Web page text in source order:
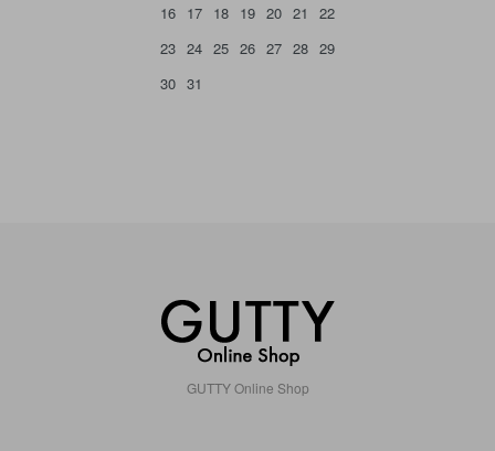
16 17 18 19 20 21
22
23 24 25 26 27 28 29
30 31
GUTTY Online Shop